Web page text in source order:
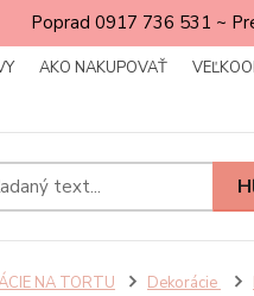
Poprad 0917 736 531 ~
AKO NAKUPOVAŤ
NA TORTU Dekorácie